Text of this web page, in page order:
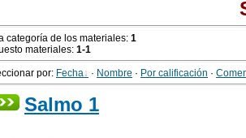
categoría de los materiales: 1
materiales: 1-1
por: Fecha · Nombre · Por calificación ·
Salmo 1